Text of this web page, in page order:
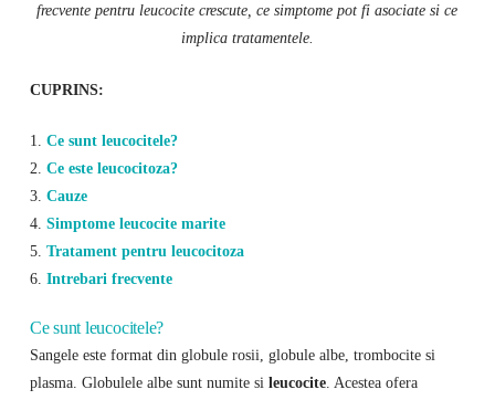
frecvente pentru leucocite crescute, ce simptome pot fi asociate si ce
implica tratamentele.
CUPRINS:
1. Ce sunt leucocitele?
2. Ce este leucocitoza?
3. Cauze
4. Simptome leucocite marite
5. Tratament pentru leucocitoza
6. Intrebari frecvente
Ce sunt leucocitele?
Sangele este format din globule rosii, globule albe, trombocite si
plasma. Globulele albe sunt numite si leucocite. Acestea ofera